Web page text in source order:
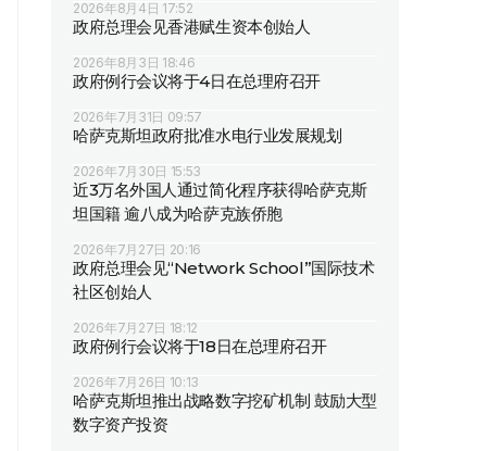
2026年8月4日 17:52
政府总理会见香港赋生资本创始人
2026年8月3日 18:46
政府例行会议将于4日在总理府召开
2026年7月31日 09:57
哈萨克斯坦政府批准水电行业发展规划
2026年7月30日 15:53
近3万名外国人通过简化程序获得哈萨克斯
坦国籍 逾八成为哈萨克族侨胞
2026年7月27日 20:16
政府总理会见“Network School”国际技术
社区创始人
2026年7月27日 18:12
政府例行会议将于18日在总理府召开
2026年7月26日 10:13
哈萨克斯坦推出战略数字挖矿机制 鼓励大型
数字资产投资